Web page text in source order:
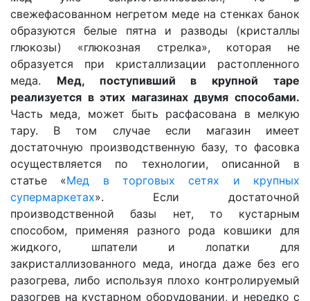
свежефасованном негретом меде на стенках банок
образуются белые пятна и разводы (кристаллы
глюкозы) «глюкозная стрелка», которая не
образуется при кристаллизации растопленного
меда. Мед, поступивший в крупной таре
реализуется в этих магазинах двумя способами.
Часть меда, может быть расфасована в мелкую
тару. В том случае если магазин имеет
достаточную производственную базу, то фасовка
осуществляется по технологии, описанной в
статье «Мед в торговых сетях и крупных
супермаркетах». Если достаточной
производственной базы нет, то кустарным
способом, применяя разного рода ковшики для
жидкого, шпатели и лопатки для
закристаллизованного меда, иногда даже без его
разогрева, либо используя плохо контролируемый
разогрев на кустарном оборудовании, и нередко с